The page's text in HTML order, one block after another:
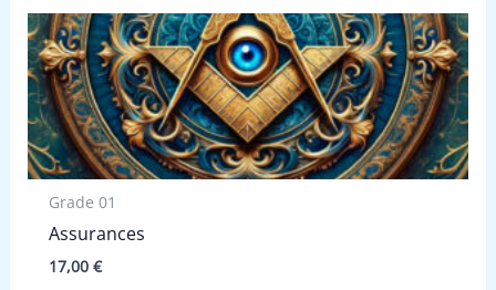
Grade 01
Assurances
17,00 €